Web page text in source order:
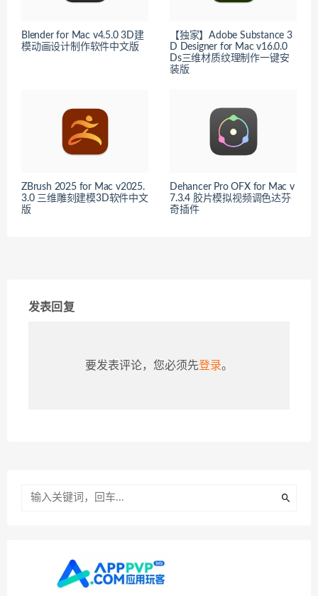
Blender for Mac v4.5.0 3D建
模动画设计制作软件中文版
【独家】Adobe Substance 3
D Designer for Mac v16.0.0
Ds三维材质纹理制作一键安
装版
ZBrush 2025 for Mac v2025.
3.0 三维雕刻建模3D软件中文
版
Dehancer Pro OFX for Mac v
7.3.4 胶片模拟视频调色达芬
奇插件
发表回复
要发表评论，您必须先登录。